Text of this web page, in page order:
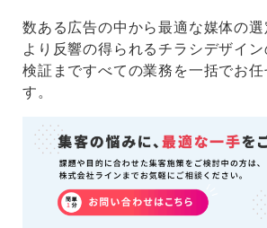
数ある広告の中から最適な媒体の選
より反響の得られるチラシデザイ
検証まですべての業務を一括でお任
す。